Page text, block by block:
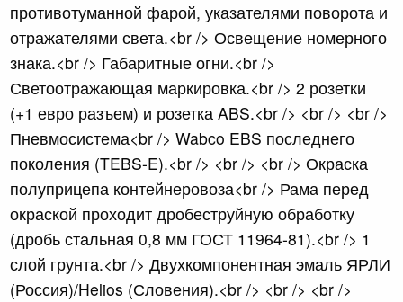
противотуманной фарой, указателями поворота и
отражателями света.<br /> Освещение номерного
знака.<br /> Габаритные огни.<br />
Светоотражающая маркировка.<br /> 2 розетки
(+1 евро разъем) и розетка ABS.<br /> <br /> <br />
Пневмосистема<br /> Wabco EBS последнего
поколения (TEBS-E).<br /> <br /> <br /> Окраска
полуприцепа контейнеровоза<br /> Рама перед
окраской проходит дробеструйную обработку
(дробь стальная 0,8 мм ГОСТ 11964-81).<br /> 1
слой грунта.<br /> Двухкомпонентная эмаль ЯРЛИ
(Россия)/Helios (Словения).<br /> <br /> <br />